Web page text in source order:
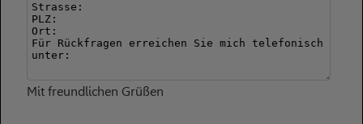
Mit freundlichen Grüßen